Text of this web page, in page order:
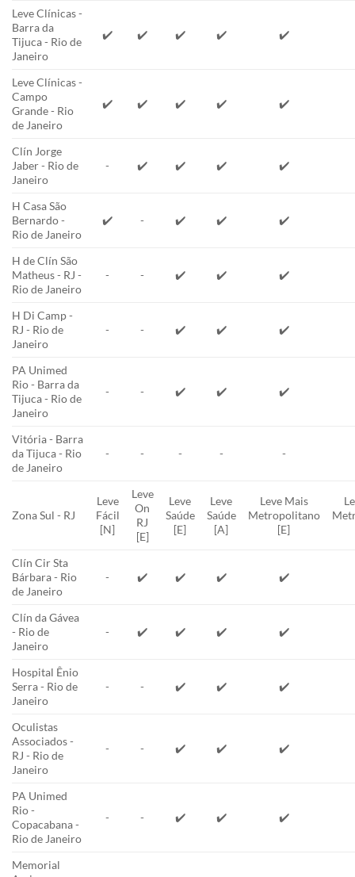
Leve Clínicas -
Barra da
Tijuca - Rio de
Janeiro
✔️ ✔️ ✔️ ✔️ ✔️
Leve Clínicas -
Campo
Grande - Rio
de Janeiro
✔️ ✔️ ✔️ ✔️ ✔️
Clín Jorge
Jaber - Rio de
Janeiro
- ✔️ ✔️ ✔️ ✔️
H Casa São
Bernardo -
Rio de Janeiro
✔️ - ✔️ ✔️ ✔️
H de Clín São
Matheus - RJ -
Rio de Janeiro
- - ✔️ ✔️ ✔️
H Di Camp -
RJ - Rio de
Janeiro
- - ✔️ ✔️ ✔️
PA Unimed
Rio - Barra da
Tijuca - Rio de
Janeiro
- - ✔️ ✔️ ✔️
Vitória - Barra
da Tijuca - Rio
de Janeiro
- - - - -
Zona Sul - RJ
Leve
Fácil
[N]
Leve
On
RJ
[E]
Leve
Saúde
[E]
Leve
Saúde
[A]
Leve Mais
Metropolitano
[E]
Clín Cir Sta
Bárbara - Rio
de Janeiro
- ✔️ ✔️ ✔️ ✔️
Clín da Gávea
- Rio de
Janeiro
- ✔️ ✔️ ✔️ ✔️
Hospital Ênio
Serra - Rio de
Janeiro
- - ✔️ ✔️ ✔️
Oculistas
Associados -
RJ - Rio de
Janeiro
- - ✔️ ✔️ ✔️
PA Unimed
Rio -
Copacabana -
Rio de Janeiro
- - ✔️ ✔️ ✔️
Memorial